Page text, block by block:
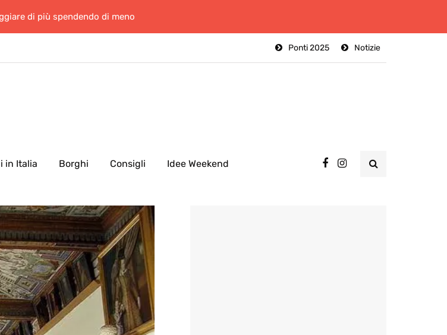
di più spendendo di meno
Notizie
Ponti 2025
in Italia Borghi Consigli Idee Weekend